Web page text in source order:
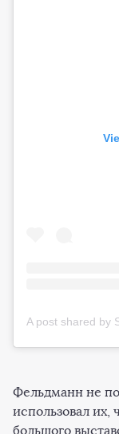
Фельдманн не
использовал их,
большого